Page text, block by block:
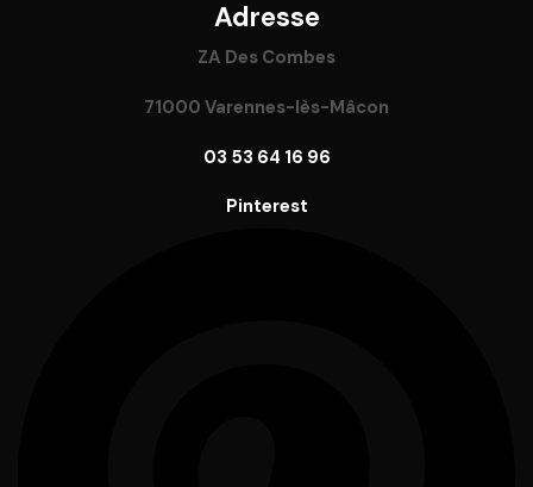
Adresse
ZA Des Combes
71000 Varennes-lès-Mâcon
03 53 64 16 96
Pinterest